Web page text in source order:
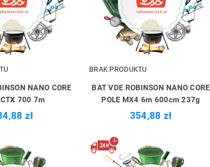
NANO CORE
CTX 700 7m
zł
BRAK PRODUKTU
BAT VDE ROBINSON NANO CORE
POLE MX4 6m 600cm 237g
354,88 zł